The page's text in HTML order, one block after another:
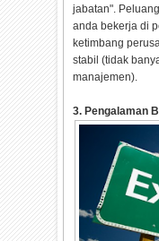
jabatan".
anda bekerja di
ketimbang
stabil (tidak
manajemen).
3. Pengalaman